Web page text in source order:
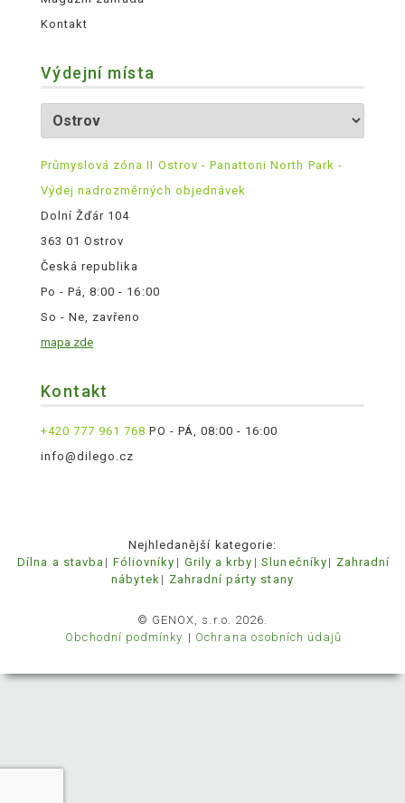
Kontakt
Výdejní místa
Průmyslová zóna II Ostrov - Panattoni North Park -
Výdej nadrozměrných objednávek
Dolní Žďár 104
363 01 Ostrov
Česká republika
Po - Pá, 8:00 - 16:00
So - Ne, zavřeno
mapa zde
Kontakt
+420 777 961 768 PO - PÁ, 08:00 - 16:00
info@dilego.cz
Nejhledanější kategorie:
Dílna a stavba
Fóliovníky Grily a krby Slunečníky
Zahradní
nábytek
Zahradní párty stany
© GENOX, s.r.o. 2026.
Obchodní podmínky
Ochrana osobních údajů